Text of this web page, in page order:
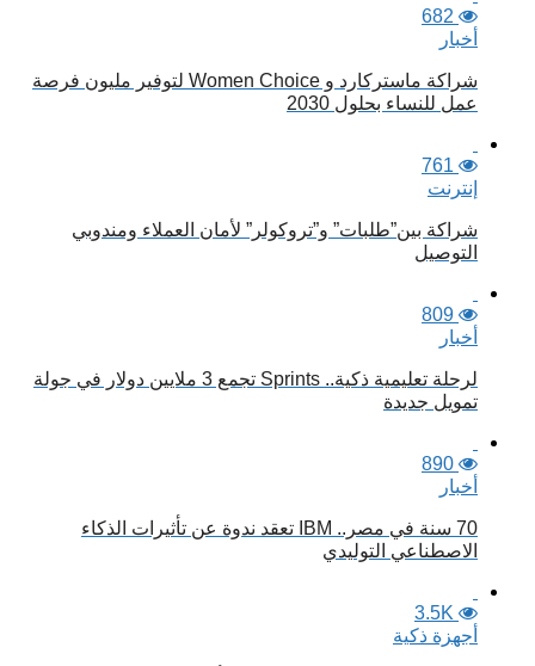
682
أخبار
شراكة ماستركارد و Women Choice لتوفير مليون فرصة
عمل للنساء بحلول 2030
761
إنترنت
شراكة بين”طلبات” و”تروكولر” لأمان العملاء ومندوبي
التوصيل
809
أخبار
لرحلة تعليمية ذكية.. Sprints تجمع 3 ملايين دولار في جولة
تمويل جديدة
890
أخبار
70 سنة في مصر.. IBM تعقد ندوة عن تأثيرات الذكاء
الاصطناعي التوليدي
3.5K
أجهزة ذكية